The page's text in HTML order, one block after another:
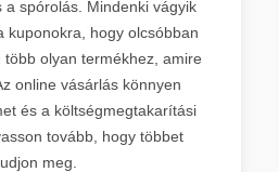
a spórolás. Mindenki vágyik
kuponokra, hogy olcsóbban
olyan termékhez, amire
online vásárlás könnyen
és a költségmegtakarítási
tovább, hogy többet
meg.